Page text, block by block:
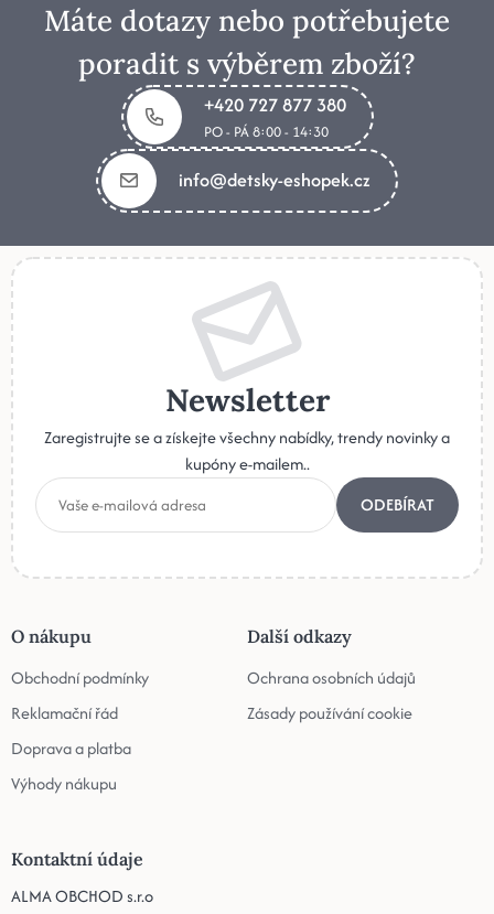
Máte dotazy nebo potřebujete
poradit s výběrem zboží?
+420 727 877 380
PO - PÁ 8:00 - 14:30
info@detsky-eshopek.cz
Newsletter
Zaregistrujte se a získejte všechny nabídky, trendy novinky a
kupóny e-mailem..
ODEBÍRAT
O nákupu
Obchodní podmínky
Reklamační řád
Doprava a platba
Výhody nákupu
Další odkazy
Ochrana osobních údajů
Zásady používání cookie
Kontaktní údaje
ALMA OBCHOD s.r.o